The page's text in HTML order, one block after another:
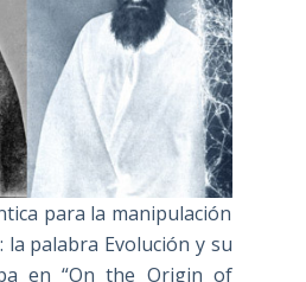
para la manipulación
la palabra Evolución y su
en “On the Origin of